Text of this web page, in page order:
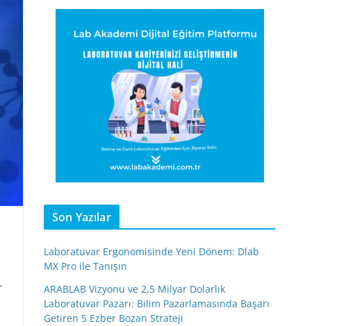
,
Son Yazılar
Laboratuvar Ergonomisinde Yeni Dönem: Dlab
MX Pro ile Tanışın
ARABLAB Vizyonu ve 2,5 Milyar Dolarlık
Laboratuvar Pazarı: Bilim Pazarlamasında Başarı
Getiren 5 Ezber Bozan Strateji